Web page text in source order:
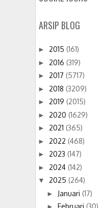
ARSIP BLOG
► 2015 (161)
► 2016 (319)
► 2017 (5717)
► 2018 (3209)
► 2019 (2015)
► 2020 (1629)
► 2021 (365)
► 2022 (468)
► 2023 (147)
► 2024 (142)
▼ 2025 (264)
► Januari (17)